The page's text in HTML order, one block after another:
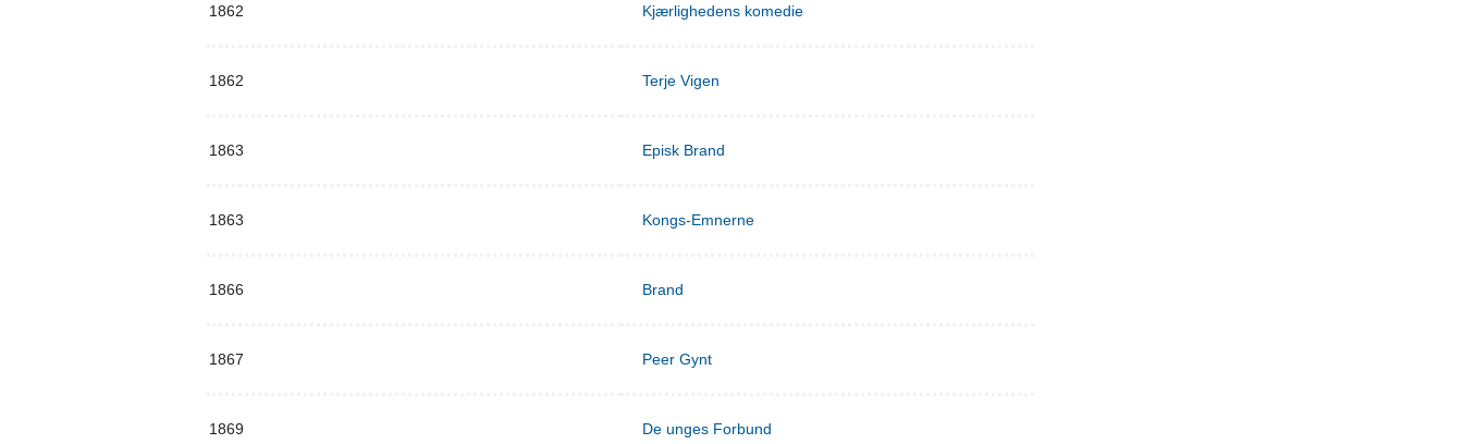
1862 Kjærlighedens komedie
1862 Terje Vigen
1863 Episk Brand
1863 Kongs-Emnerne
1866 Brand
1867 Peer Gynt
1869 De unges Forbund